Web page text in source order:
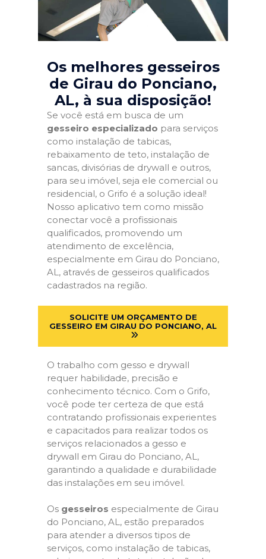
Os melhores gesseiros
de Girau do Ponciano,
AL, à sua disposição!
Se você está em busca de um
gesseiro especializado para serviços
como instalação de tabicas,
rebaixamento de teto, instalação de
sancas, divisórias de drywall e outros,
para seu imóvel, seja ele comercial ou
residencial, o Grifo é a solução ideal!
Nosso aplicativo tem como missão
conectar você a profissionais
qualificados, promovendo um
atendimento de excelência,
especialmente em Girau do Ponciano,
AL, através de gesseiros qualificados
cadastrados na região.
SOLICITE UM ORÇAMENTO DE
GESSEIRO EM GIRAU DO PONCIANO, AL
O trabalho com gesso e drywall
requer habilidade, precisão e
conhecimento técnico. Com o Grifo,
você pode ter certeza de que está
contratando profissionais experientes
e capacitados para realizar todos os
serviços relacionados a gesso e
drywall em Girau do Ponciano, AL,
garantindo a qualidade e durabilidade
das instalações em seu imóvel.
Os gesseiros especialmente de Girau
do Ponciano, AL, estão preparados
para atender a diversos tipos de
serviços, como instalação de tabicas,